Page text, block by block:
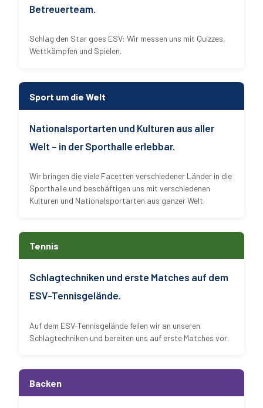
Betreuerteam.
Schlag den Star goes ESV: Wir messen uns mit Quizzes,
Wettkämpfen und Spielen.
Sport um die Welt
Nationalsportarten und Kulturen aus aller
Welt – in der Sporthalle erlebbar.
Wir bringen die viele Facetten verschiedener Länder in die
Sporthalle und beschäftigen uns mit verschiedenen
Kulturen und Nationalsportarten aus ganzer Welt.
Tennis
Schlagtechniken und erste Matches auf dem
ESV-Tennisgelände.
Auf dem ESV-Tennisgelände feilen wir an unseren
Schlagtechniken und bereiten uns auf erste Matches vor.
Backen